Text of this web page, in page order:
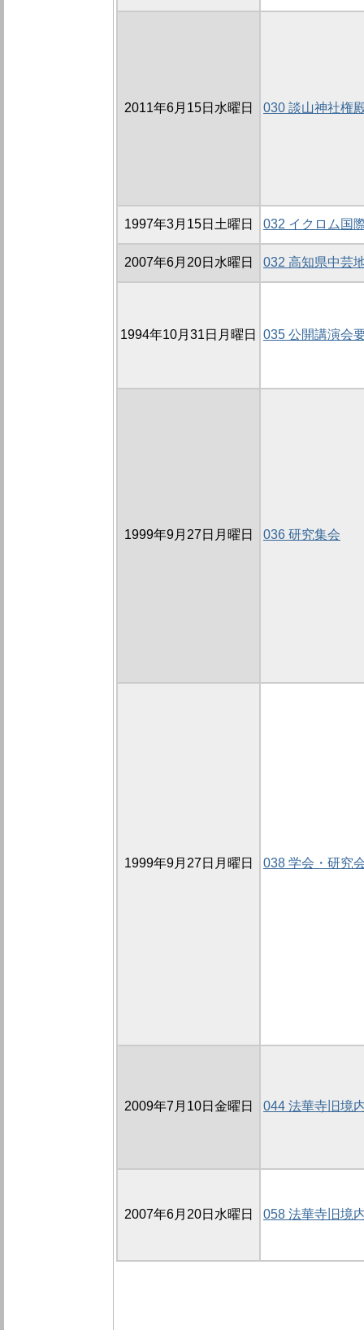
2011年6月15日水曜日 030 談山神社権
1997年3月15日土曜日 032 イクロム国
2007年6月20日水曜日 032 高知県中芸
1994年10月31日月曜日 035 公開講演会
1999年9月27日月曜日 036 研究集会
1999年9月27日月曜日 038 学会・研究
2009年7月10日金曜日 044 法華寺旧境
2007年6月20日水曜日 058 法華寺旧境